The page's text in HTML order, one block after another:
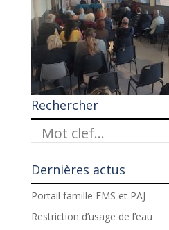
Rechercher
Dernières actus
Portail famille EMS et PAJ
Restriction d’usage de l’eau